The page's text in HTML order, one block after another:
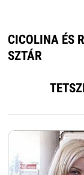
CICOLINA ÉS
SZTÁR